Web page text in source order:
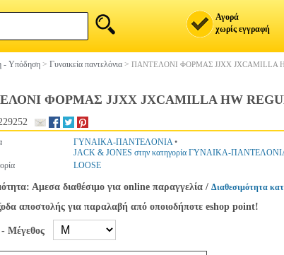
Αγορά
χωρίς εγγραφή
- Υπόδηση > Γυναικεία παντελόνια > ΠΑΝΤΕΛΟΝΙ ΦΟΡΜΑΣ JJXX JXCAMILLA
ΦΟΡΜΑΣ JJXX JXCAMILLA HW
ΓΥΝΑΙΚΑ-ΠΑΝΤΕΛΟΝΙΑ•
JACK & JONES στην κατηγορία ΓΥΝΑΙΚΑ-
LOOSE
Αμεσα διαθέσιμο για online παραγγελία / Διαθεσιμότητα
αποστολής για παραλαβή από οποιοδήποτε eshop point!
- Μέγεθος